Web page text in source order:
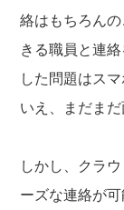
絡はもちろん
きる職員と連
した問題はス
いえ、まだまだ
しかし、クラ
ーズな連絡が